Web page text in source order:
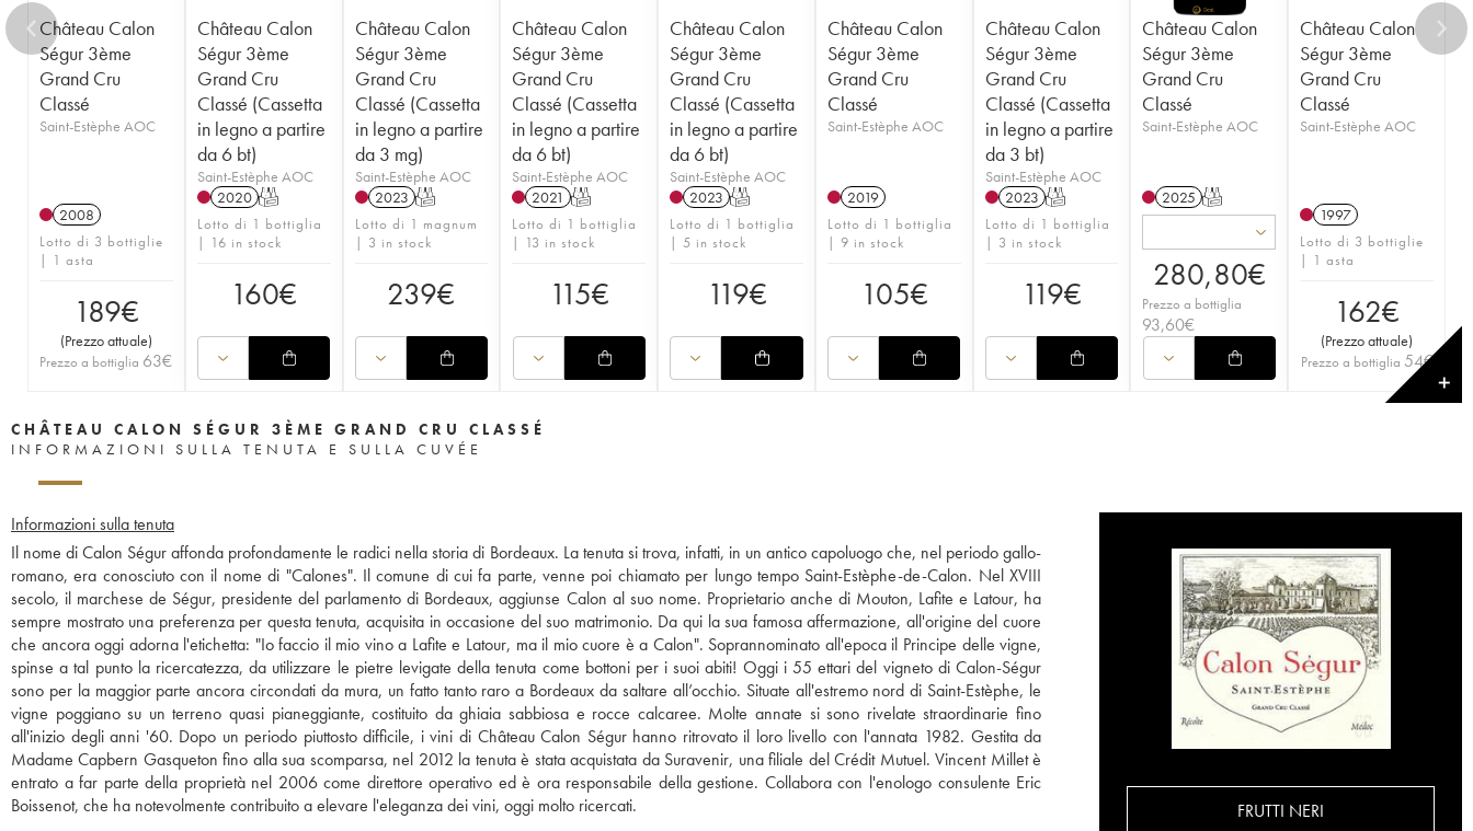
Château Calon
Ségur 3ème
Grand Cru
Classé
Saint-Estèphe AOC
2008
Lotto di 3 bottiglie
| 1 asta
189€
(Prezzo attuale)
Prezzo a bottiglia 63€
Château Calon
Ségur 3ème
Grand Cru
Classé (Cassetta
in legno a partire
da 6 bt)
Saint-Estèphe AOC
2020 T
Lotto di 1 bottiglia
| 16 in stock
160€
Château Calon
Ségur 3ème
Grand Cru
Classé (Cassetta
in legno a partire
da 3 mg)
Saint-Estèphe AOC
2023 T
Lotto di 1 magnum
| 3 in stock
239€
Château Calon
Ségur 3ème
Grand Cru
Classé (Cassetta
in legno a partire
da 6 bt)
Saint-Estèphe AOC
2021 T
Lotto di 1 bottiglia
| 13 in stock
115€
Château Calon
Ségur 3ème
Grand Cru
Classé (Cassetta
in legno a partire
da 6 bt)
Saint-Estèphe AOC
2023 T
Lotto di 1 bottiglia
| 5 in stock
119€
Château Calon
Ségur 3ème
Grand Cru
Classé
Saint-Estèphe AOC
2019
Lotto di 1 bottiglia
| 9 in stock
105€
Château Calon
Ségur 3ème
Grand Cru
Classé (Cassetta
in legno a partire
da 3 bt)
Saint-Estèphe AOC
2023 T
Lotto di 1 bottiglia
| 3 in stock
119€
Château Calon
Ségur 3ème
Grand Cru
Classé
Saint-Estèphe AOC
2025 T
280,80€
Prezzo a bottiglia
93,60€
Château Calon
Ségur 3ème
Grand Cru
Classé
Saint-Estèphe AOC
1997
Lotto di 3 bottiglie
| 1 asta
162€
(Prezzo attuale)
Prezzo a bottiglia 54€
✕
CHÂTEAU CALON SÉGUR 3ÈME GRAND CRU CLASSÉ
INFORMAZIONI SULLA TENUTA E SULLA CUVÉE
Informazioni sulla tenuta
Il nome di Calon Ségur affonda profondamente le radici nella storia di Bordeaux. La tenuta si trova, infatti, in un antico capoluogo che, nel periodo gallo-
romano, era conosciuto con il nome di "Calones". Il comune di cui fa parte, venne poi chiamato per lungo tempo Saint-Estèphe-de-Calon. Nel XVIII
secolo, il marchese de Ségur, presidente del parlamento di Bordeaux, aggiunse Calon al suo nome. Proprietario anche di Mouton, Lafite e Latour, ha
sempre mostrato una preferenza per questa tenuta, acquisita in occasione del suo matrimonio. Da qui la sua famosa affermazione, all'origine del cuore
che ancora oggi adorna l'etichetta: "Io faccio il mio vino a Lafite e Latour, ma il mio cuore è a Calon". Soprannominato all'epoca il Principe delle vigne,
spinse a tal punto la ricercatezza, da utilizzare le pietre levigate della tenuta come bottoni per i suoi abiti! Oggi i 55 ettari del vigneto di Calon-Ségur
sono per la maggior parte ancora circondati da mura, un fatto tanto raro a Bordeaux da saltare all’occhio. Situate all'estremo nord di Saint-Estèphe, le
vigne poggiano su un terreno quasi pianeggiante, costituito da ghiaia sabbiosa e rocce calcaree. Molte annate si sono rivelate straordinarie fino
all'inizio degli anni '60. Dopo un periodo piuttosto difficile, i vini di Château Calon Ségur hanno ritrovato il loro livello con l'annata 1982. Gestita da
Madame Capbern Gasqueton fino alla sua scomparsa, nel 2012 la tenuta è stata acquistata da Suravenir, una filiale del Crédit Mutuel. Vincent Millet è
entrato a far parte della proprietà nel 2006 come direttore operativo ed è ora responsabile della gestione. Collabora con l'enologo consulente Eric
Boissenot, che ha notevolmente contribuito a elevare l'eleganza dei vini, oggi molto ricercati.
FRUTTI NERI